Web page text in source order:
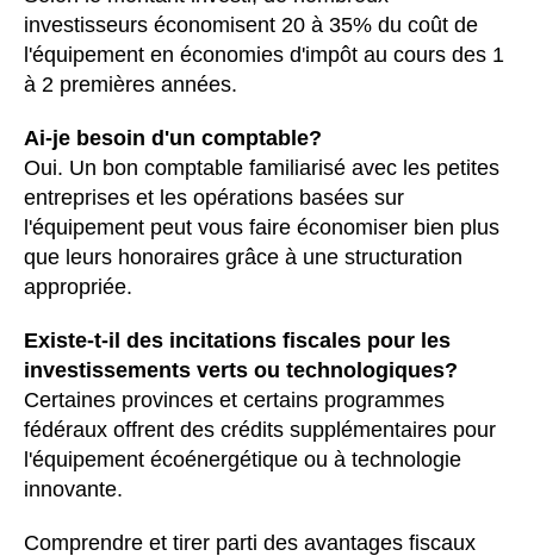
investisseurs économisent 20 à 35% du coût de
l'équipement en économies d'impôt au cours des 1
à 2 premières années.
Ai-je besoin d'un comptable?
Oui. Un bon comptable familiarisé avec les petites
entreprises et les opérations basées sur
l'équipement peut vous faire économiser bien plus
que leurs honoraires grâce à une structuration
appropriée.
Existe-t-il des incitations fiscales pour les
investissements verts ou technologiques?
Certaines provinces et certains programmes
fédéraux offrent des crédits supplémentaires pour
l'équipement écoénergétique ou à technologie
innovante.
Comprendre et tirer parti des avantages fiscaux